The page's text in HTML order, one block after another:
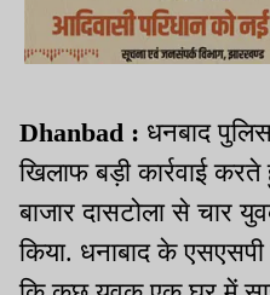
Dhanbad : धनबाद
खिलाफ बड़ी कार्रवाई
बाजार दासटोला से चार
किया. धनाबाद के